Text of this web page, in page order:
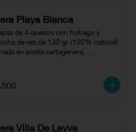
Playa Blanca
de 4 quesos con hohago y
de res de 130 gr (100% natural)
en posta cartagenera,
Villa De Leyva